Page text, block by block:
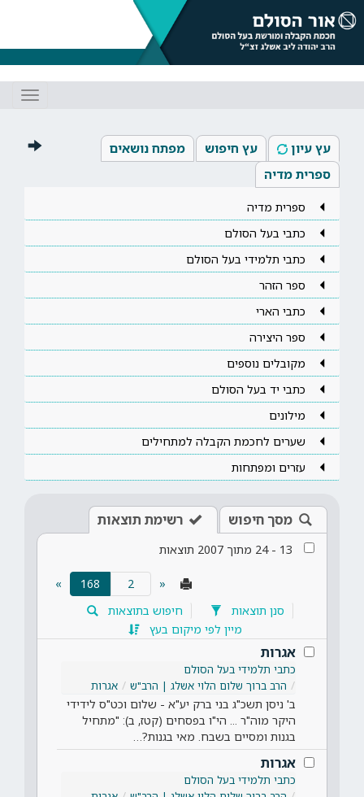
עץ עיון עץ חיפוש
מפתח נושאים
ספרית מדיה
ספרית מדיה
כתבי בעל הסולם
כתבי תלמידי בעל הסולם
ספר הזהר
כתבי הארי
ספר היצירה
מקובלים נוספים
כתבי יד בעל הסולם
מילונים
שערים לחכמת הקבלה למתחילים
עזרים ומפתחות
מסך חיפוש רשימת תוצאות
13
-
24 מתוך 2007 תוצאות
«
168
»
סנן תוצאות
חיפוש בתוצאות
מיין לפי מיקום בעץ
אגרות
כתבי תלמידי בעל הסולם
הרב ברוך שלום הלוי אשלג | הרב"ש
אגרות
ב' ניסן תשכ"ג בני ברק יע"א - שלום וכט"ס לידידי
היקר מוה"ר ... הי"ו בפסחים (קטז, ב): "מתחיל
בגנות ומסיים בשבח. מאי בגנות?…
אגרות
כתבי תלמידי בעל הסולם